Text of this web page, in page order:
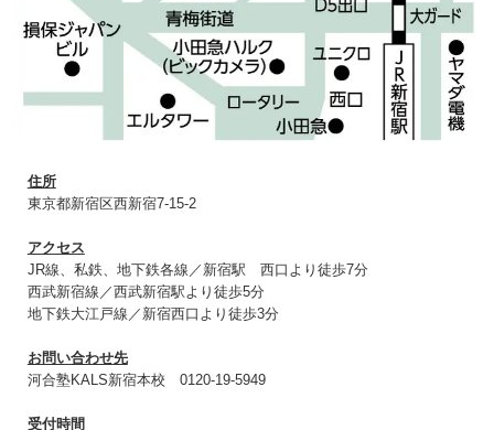
住所
東京都新宿区西新宿7-15-2
アクセス
JR線、私鉄、地下鉄各線／新宿駅 西口より徒歩7分
西武新宿線／西武新宿駅より徒歩5分
地下鉄大江戸線／新宿西口より徒歩3分
お問い合わせ先
河合塾KALS新宿本校 0120‐19‐5949
受付時間